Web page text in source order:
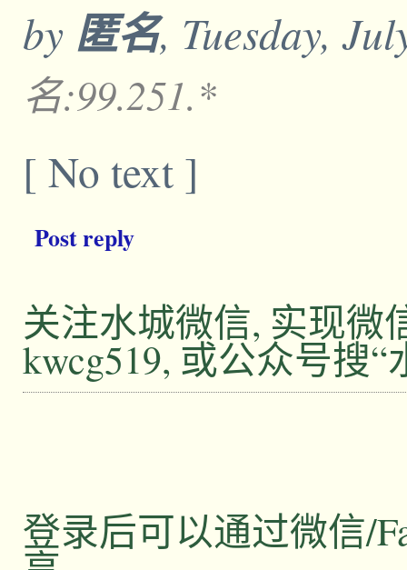
by 匿名, Tuesday,
名:99.251.*
[ No text ]
Post reply
关注水城微信, 实现微
kwcg519, 或公众号搜“
登录后可以通过微信/